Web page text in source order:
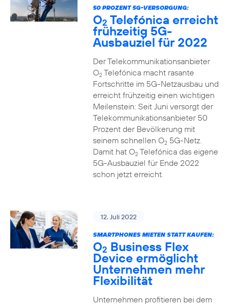
50 PROZENT 5G-VERSORGUNG:
O2 Telefónica erreicht
frühzeitig 5G-
Ausbauziel für 2022
Der Telekommunikationsanbieter
O2Telefónica macht rasante
Fortschritte im 5G-Netzausbau und
erreicht frühzeitig einen wichtigen
Meilenstein: Seit Juni versorgt der
Telekommunikationsanbieter 50
Prozent der Bevölkerung mit
seinem schnellen O25G-Netz.
Damit hat O2Telefónica das eigene
5G-Ausbauziel für Ende 2022
schon jetzt erreicht.
12. Juli 2022
SMARTPHONES MIETEN STATT KAUFEN:
O2 Business Flex
Device ermöglicht
Unternehmen mehr
Flexibilität
Unternehmen profitieren bei dem